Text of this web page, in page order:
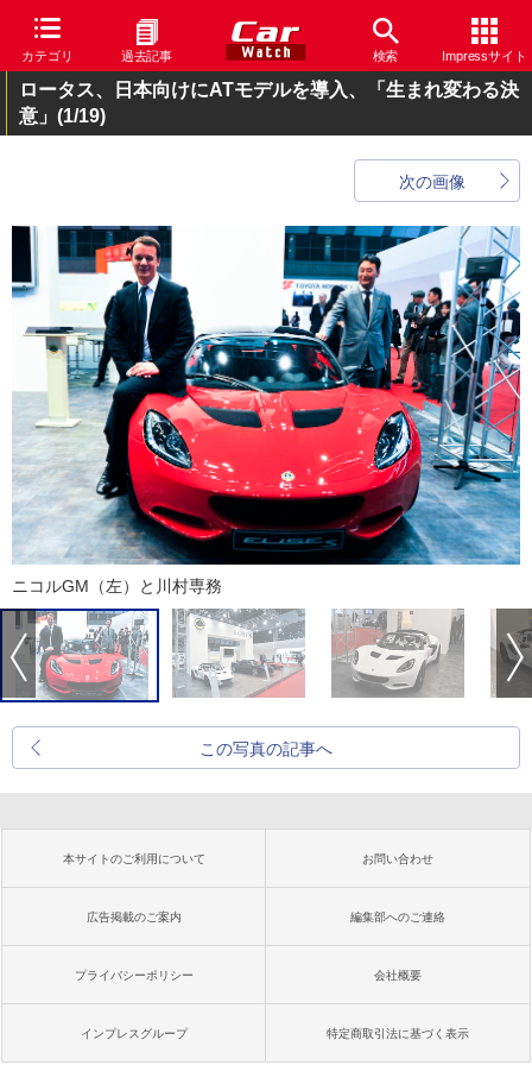
カテゴリ 過去記事 検索 Impressサイト
ロータス、日本向けにATモデルを導入、「生まれ変わる決
意」 (1/19)
次の画像
ニコルGM（左）と川村専務
この写真の記事へ
本サイトのご利用について お問い合わせ
広告掲載のご案内 編集部へのご連絡
プライバシーポリシー 会社概要
インプレスグループ 特定商取引法に基づく表示